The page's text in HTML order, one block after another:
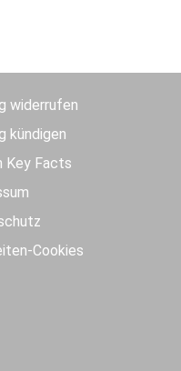
widerrufen
kündigen
Key Facts
Cookies